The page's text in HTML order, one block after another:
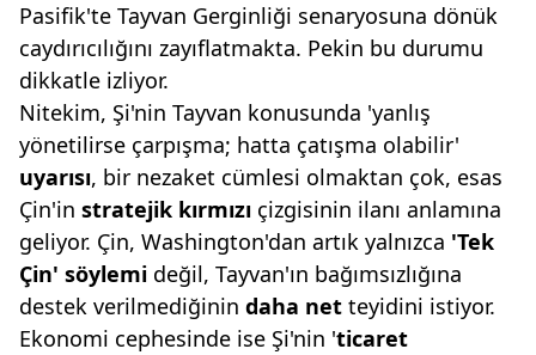
Pasifik'te Tayvan Gerginliği senaryosuna dönük
caydırıcılığını zayıflatmakta. Pekin bu durumu
dikkatle izliyor.
Nitekim, Şi'nin Tayvan konusunda 'yanlış
yönetilirse çarpışma; hatta çatışma olabilir'
uyarısı, bir nezaket cümlesi olmaktan çok, esas
Çin'in stratejik kırmızı çizgisinin ilanı anlamına
geliyor. Çin, Washington'dan artık yalnızca 'Tek
Çin' söylemi değil, Tayvan'ın bağımsızlığına
destek verilmediğinin daha net teyidini istiyor.
Ekonomi cephesinde ise Şi'nin 'ticaret